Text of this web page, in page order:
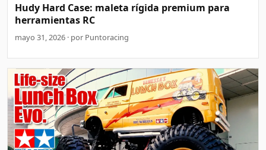
Hudy Hard Case: maleta rígida premium para
herramientas RC
mayo 31, 2026 · por Puntoracing